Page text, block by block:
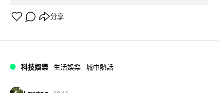
分享
科技娛樂 生活娛樂 城中熱話